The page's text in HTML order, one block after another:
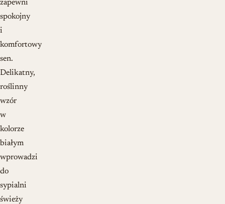
zapewni
spokojny
i
komfortowy
sen.
Delikatny,
roślinny
wzór
w
kolorze
białym
wprowadzi
do
sypialni
świeży